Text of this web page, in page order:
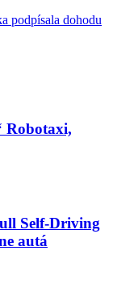
podpísala dohodu
Robotaxi,
Self-Driving
autá